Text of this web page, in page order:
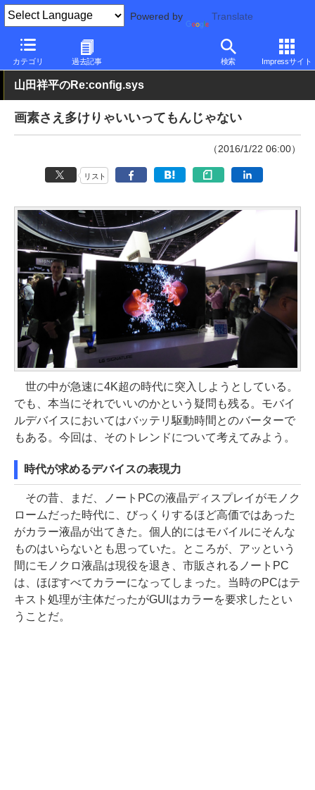
Powered by Translate
カテゴリ 過去記事 検索 Impressサイト
PC Watch 市場 技術
山田祥平のRe:config.sys
画素さえ多けりゃいいってもんじゃない
（2016/1/22 06:00）
リスト
世の中が急速に4K超の時代に突入しようとしている。
でも、本当にそれでいいのかという疑問も残る。モバイ
ルデバイスにおいてはバッテリ駆動時間とのバーターで
もある。今回は、そのトレンドについて考えてみよう。
時代が求めるデバイスの表現力
その昔、まだ、ノートPCの液晶ディスプレイがモノク
ロームだった時代に、びっくりするほど高価ではあった
がカラー液晶が出てきた。個人的にはモバイルにそんな
ものはいらないとも思っていた。ところが、アッという
間にモノクロ液晶は現役を退き、市販されるノートPC
は、ほぼすべてカラーになってしまった。当時のPCはテ
キスト処理が主体だったがGUIはカラーを要求したとい
うことだ。